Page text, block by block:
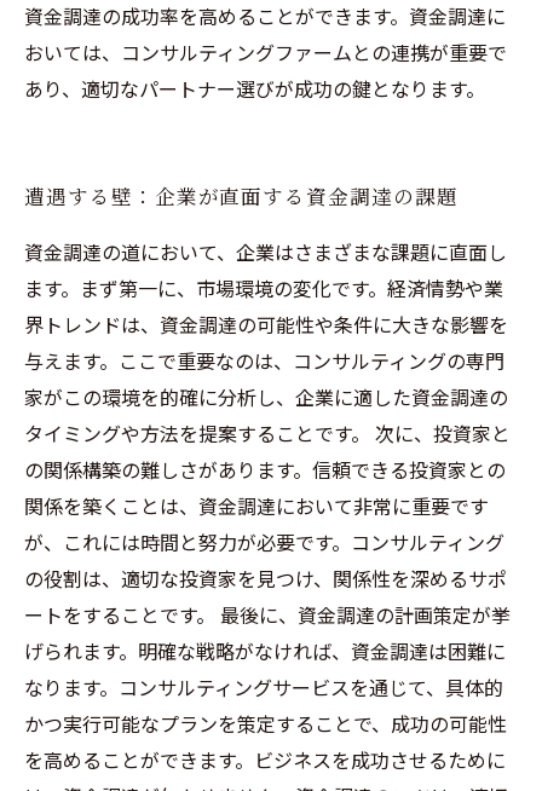
資金調達の成功率を高めることができます。資金調達に
おいては、コンサルティングファームとの連携が重要で
あり、適切なパートナー選びが成功の鍵となります。
遭遇する壁：企業が直面する資金調達の課題
資金調達の道において、企業はさまざまな課題に直面し
ます。まず第一に、市場環境の変化です。経済情勢や業
界トレンドは、資金調達の可能性や条件に大きな影響を
与えます。ここで重要なのは、コンサルティングの専門
家がこの環境を的確に分析し、企業に適した資金調達の
タイミングや方法を提案することです。 次に、投資家と
の関係構築の難しさがあります。信頼できる投資家との
関係を築くことは、資金調達において非常に重要です
が、これには時間と努力が必要です。コンサルティング
の役割は、適切な投資家を見つけ、関係性を深めるサポ
ートをすることです。 最後に、資金調達の計画策定が挙
げられます。明確な戦略がなければ、資金調達は困難に
なります。コンサルティングサービスを通じて、具体的
かつ実行可能なプランを策定することで、成功の可能性
を高めることができます。ビジネスを成功させるために